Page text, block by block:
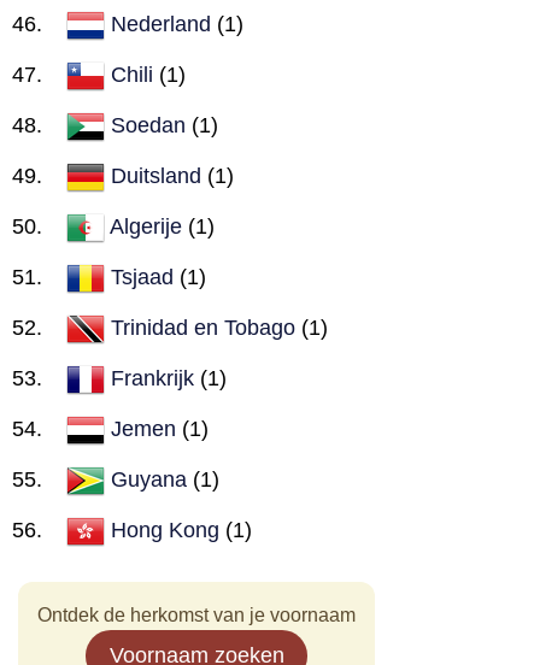
Nederland (1)
Chili (1)
Soedan (1)
Duitsland (1)
Algerije (1)
Tsjaad (1)
Trinidad en Tobago (1)
Frankrijk (1)
Jemen (1)
Guyana (1)
Hong Kong (1)
Ontdek de herkomst van je voornaam
Voornaam zoeken